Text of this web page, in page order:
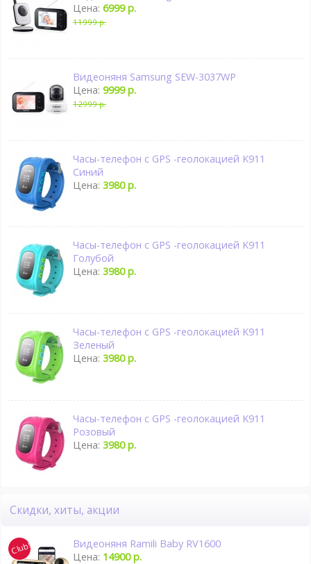
Цена:6999 р.
11999 р.
Видеоняня Samsung SEW-3037WP
Цена:9999 р.
12999 р.
Часы-телефон с GPS -геолокацией K911
Синий
Цена:3980 р.
Часы-телефон с GPS -геолокацией K911
Голубой
Цена:3980 р.
Часы-телефон с GPS -геолокацией K911
Зеленый
Цена:3980 р.
Часы-телефон с GPS -геолокацией K911
Розовый
Цена:3980 р.
Скидки, хиты, акции
Видеоняня Ramili Baby RV1600
Цена: 14900 р.